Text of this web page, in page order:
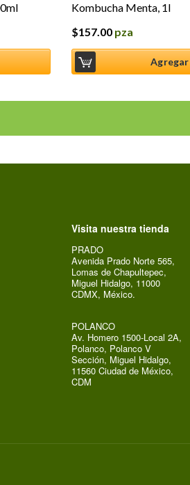
Kombucha Menta, 1l
$157.00 pza
Agregar
Visita nuestra tienda
PRADO
Avenida Prado Norte 565,
Lomas de Chapultepec,
Miguel Hidalgo, 11000
CDMX, México.
POLANCO
Av. Homero 1500-Local 2A,
Polanco, Polanco V
Sección, Miguel Hidalgo,
11560 Ciudad de México,
CDM